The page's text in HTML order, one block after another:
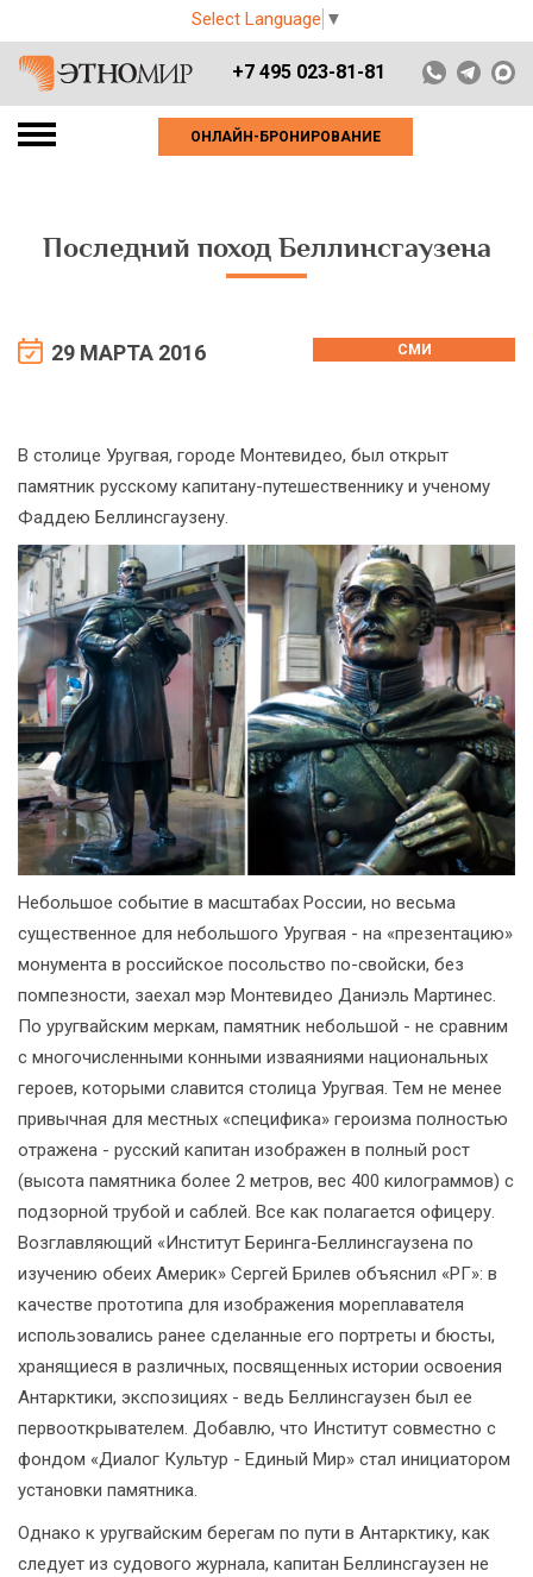
Select Language ▼
+7 495 023-81-81
ОНЛАЙН-БРОНИРОВАНИЕ
Последний поход Беллинсгаузена
29 МАРТА 2016 СМИ
В столице Уругвая, городе Монтевидео, был открыт
памятник русскому капитану-путешественнику и ученому
Фаддею Беллинсгаузену.
Небольшое событие в масштабах России, но весьма
существенное для небольшого Уругвая - на «презентацию»
монумента в российское посольство по-свойски, без
помпезности, заехал мэр Монтевидео Даниэль Мартинес.
По уругвайским меркам, памятник небольшой - не сравним
с многочисленными конными изваяниями национальных
героев, которыми славится столица Уругвая. Тем не менее
привычная для местных «специфика» героизма полностью
отражена - русский капитан изображен в полный рост
(высота памятника более 2 метров, вес 400 килограммов) с
подзорной трубой и саблей. Все как полагается офицеру.
Возглавляющий «Институт Беринга-Беллинсгаузена по
изучению обеих Америк» Сергей Брилев объяснил «РГ»: в
качестве прототипа для изображения мореплавателя
использовались ранее сделанные его портреты и бюсты,
хранящиеся в различных, посвященных истории освоения
Антарктики, экспозициях - ведь Беллинсгаузен был ее
первооткрывателем. Добавлю, что Институт совместно с
фондом «Диалог Культур - Единый Мир» стал инициатором
установки памятника.
Однако к уругвайским берегам по пути в Антарктику, как
следует из судового журнала, капитан Беллинсгаузен не